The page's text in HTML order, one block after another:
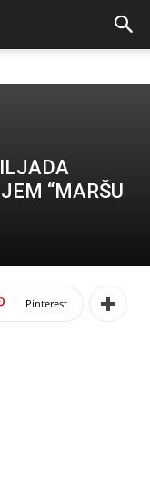
“MARŠU
Pinterest